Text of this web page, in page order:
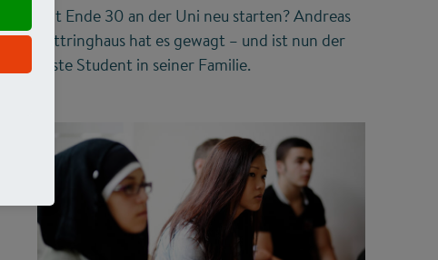
Mit Ende 30 an der Uni neu starten? Andreas
Lüttringhaus hat es gewagt – und ist nun der
erste Student in seiner Familie.